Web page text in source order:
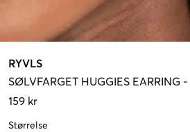
RYVLS
SØLVFARGET HUGGIES EARRING -
159 kr
Størrelse